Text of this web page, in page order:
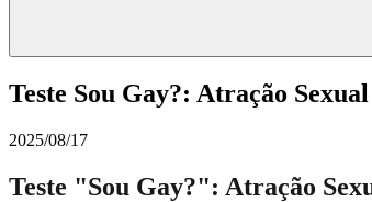
Teste Sou Gay?: Atração
2025/08/17
Teste "Sou Gay?": Atração